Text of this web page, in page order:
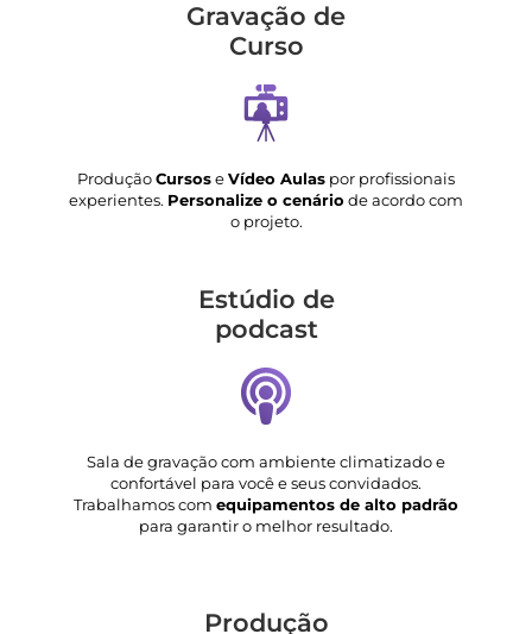
Gravação de
Curso
ProduçãoCursoseVídeo Aulas por profissionais
experientes. Personalize o cenário de acordo com
o projeto.
Estúdio de
podcast
Sala de gravação com ambiente climatizado e
confortável para você e seus convidados.
Trabalhamos com equipamentos de alto padrão
para garantir o melhor resultado.
Produção